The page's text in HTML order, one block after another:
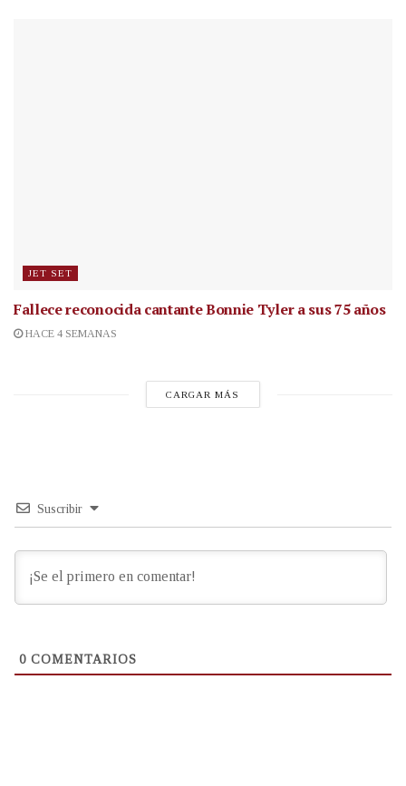
JET SET
Fallece reconocida cantanteBonnie Tyler a sus 75 años
HACE 4 SEMANAS
CARGAR MÁS
Suscribir
0 COMENTARIOS